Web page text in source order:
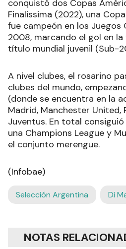
conquistó dos Copas
Finalissima (2022), una
fue campeón en los Juegos
2008, marcando el gol en
título mundial juvenil (Sub-
A nivel clubes, el rosarino
clubes del mundo,
(donde se encuentra en la
Madrid, Manchester United,
Juventus. En total
una Champions League y
el conjunto merengue.
(Infobae)
Selección Argentina Di
NOTAS